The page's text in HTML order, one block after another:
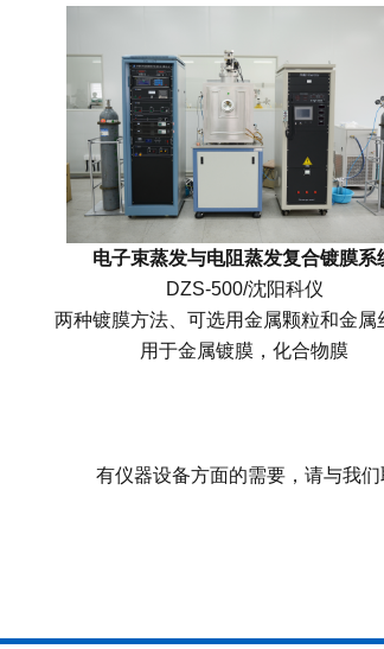
电子束蒸发与电阻蒸发复合镀膜系
DZS-500/沈阳科仪
两种镀膜方法、可选用金属颗粒和金属
用于金属镀膜，化合物膜
有仪器设备方面的需要，请与我